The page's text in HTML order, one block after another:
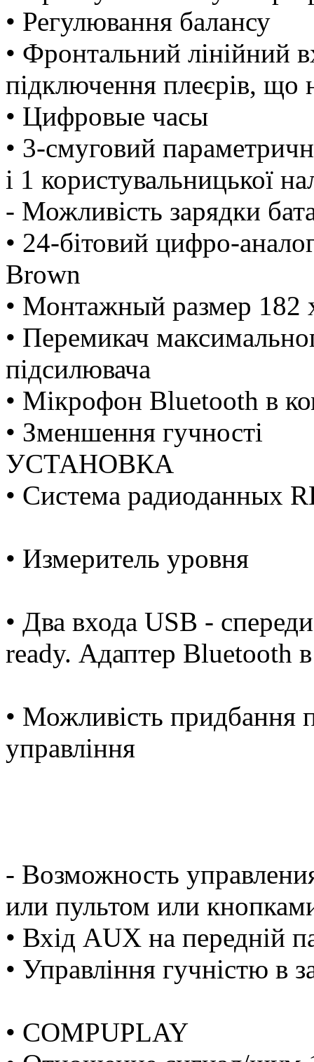
• Регулювання балансу
• Фронтальний лінійний
підключення плеєрів,
• Цифровые часы
• 3-смуговий
і 1 користувальницької
- Можливість зарядки
• 24-бітовий цифро-
Brown
• Монтажный размер 182
• Перемикач
підсилювача
• Мікрофон Bluetooth в
• Зменшення гучності
УСТАНОВКА
• Система радиоданных
• Измеритель уровня
• Два входа USB -
ready. Адаптер Bluetooth
• Можливість придбання
управління
- Возможность
или пультом или
• Вхід AUX на передній
• Управління гучністю в
• COMPUPLAY